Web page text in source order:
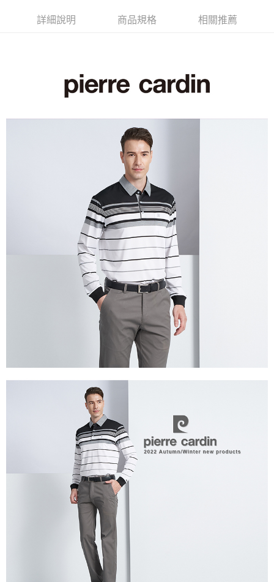
付款後全家取貨
每筆NT$60，滿NT$1,200(含以上)免運費
每筆NT$60，滿NT$1,200(含以上)免運費
每筆NT$60，滿NT$1,200(含以上)免運費
每筆NT$60，滿NT$1,200(含以上)免運費
每筆NT$80，滿NT$1,200(含以上)免運費
每筆NT$80，滿NT$1,200(含以上)免運費
詳細說明 商品規格 相關推薦